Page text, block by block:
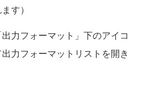
す）
出力フォーマット」下のアイコ
力フォーマットリストを開き